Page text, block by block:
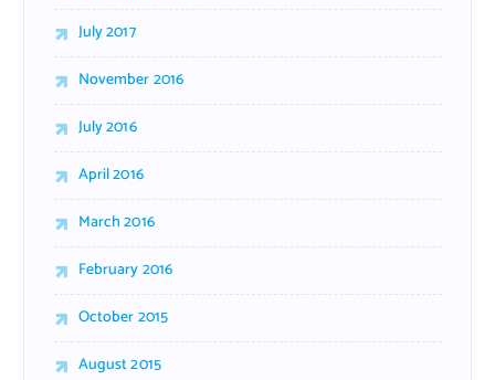
July 2017
November 2016
July 2016
April 2016
March 2016
February 2016
October 2015
August 2015